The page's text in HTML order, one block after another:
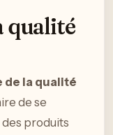
qualité
de la qualité
de se
produits